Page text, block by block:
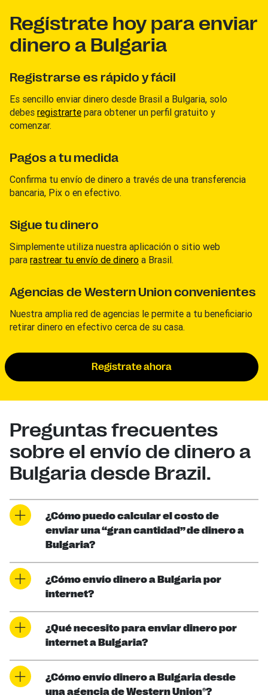
Regístrate hoy para enviar
dinero a Bulgaria
Registrarse es rápido y fácil
Es sencillo enviar dinero desde Brasil a Bulgaria, solo
debes registrarte para obtener un perfil gratuito y
comenzar.
Pagos a tu medida
Confirma tu envío de dinero a través de una transferencia
bancaria, Pix o en efectivo.
Sigue tu dinero
Simplemente utiliza nuestra aplicación o sitio web
para rastrear tu envío de dinero a Brasil.
Agencias de Western Union convenientes
Nuestra amplia red de agencias le permite a tu beneficiario
retirar dinero en efectivo cerca de su casa.
Regístrate ahora
Preguntas frecuentes
sobre el envío de dinero a
Bulgaria desde Brazil.
¿Cómo puedo calcular el costo de
enviar una “gran cantidad” de dinero a
Bulgaria?
¿Cómo envío dinero a Bulgaria por
internet?
¿Qué necesito para enviar dinero por
internet a Bulgaria?
¿Cómo envío dinero a Bulgaria desde
una agencia de Western Union®?